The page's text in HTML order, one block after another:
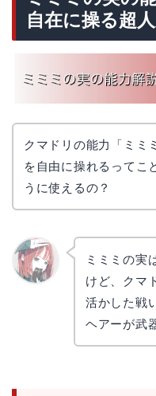
自在に操る超
クマドリの能力「ミミ
を自由に操れるってこ
うに使えるの？
ミミミの実
けど、クマ
活かした戦
ヘアーが武